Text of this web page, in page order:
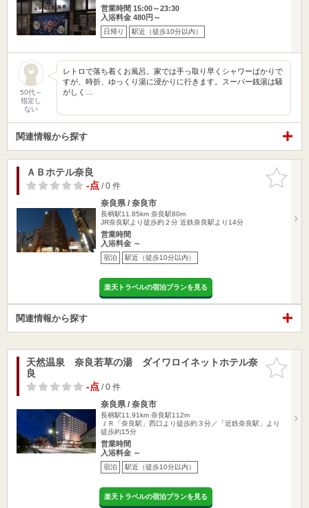
営業時間 15:00～23:30
入浴料金 480円～
日帰り 駅近（徒歩10分以内）
50代～
指定し
ない
レトロで落ち着くお風呂。家では手っ取り早くシャワーばかりで
すが、時折、ゆっくり湯に浸かりに行きます。スーパー銭湯は騒
がしく…
関連情報から探す
お気に入
りに追加
ＡＢホテル奈良
-点/ 0 件
奈良県 / 奈良市
長柄駅11.85km 奈良駅80m
JR奈良駅より徒歩約２分 近鉄奈良駅より14分
営業時間
入浴料金 ～
宿泊 駅近（徒歩10分以内）
楽天トラベルの宿泊プランを見る
関連情報から探す
お気に入
りに追加
天然温泉 奈良若草の湯 ダイワロイネットホテル奈
良
-点/ 0 件
奈良県 / 奈良市
長柄駅11.91km 奈良駅112m
ＪＲ「奈良駅」西口より徒歩約３分／「近鉄奈良駅」より
徒歩約15分
営業時間
入浴料金 ～
宿泊 駅近（徒歩10分以内）
楽天トラベルの宿泊プランを見る